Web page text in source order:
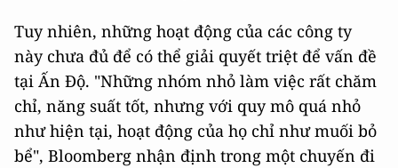
Tuy nhiên, những hoạt động của các công ty
này chưa đủ để có thể giải quyết triệt để vấn đề
tại Ấn Độ. "Những nhóm nhỏ làm việc rất chăm
chỉ, năng suất tốt, nhưng với quy mô quá nhỏ
như hiện tại, hoạt động của họ chỉ như muối bỏ
bể", Bloomberg nhận định trong một chuyến đi